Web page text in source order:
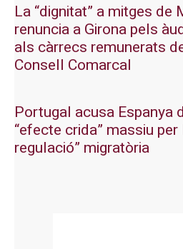
La “dignitat” a mitges de
renuncia a Girona pels
als càrrecs remunerats
Consell Comarcal
Portugal acusa Espanya
“efecte crida” massiu
regulació” migratòria